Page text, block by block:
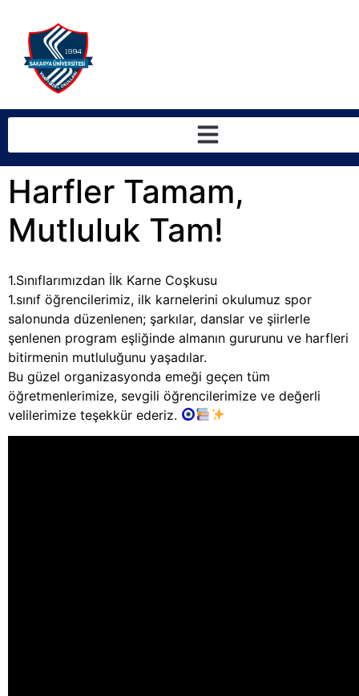
Harfler Tamam,
Mutluluk Tam!
1.Sınıflarımızdan İlk Karne Coşkusu
1.sınıf öğrencilerimiz, ilk karnelerini okulumuz spor
salonunda düzenlenen; şarkılar, danslar ve şiirlerle
şenlenen program eşliğinde almanın gururunu ve harfleri
bitirmenin mutluluğunu yaşadılar.
Bu güzel organizasyonda emeği geçen tüm
öğretmenlerimize, sevgili öğrencilerimize ve değerli
velilerimize teşekkür ederiz.